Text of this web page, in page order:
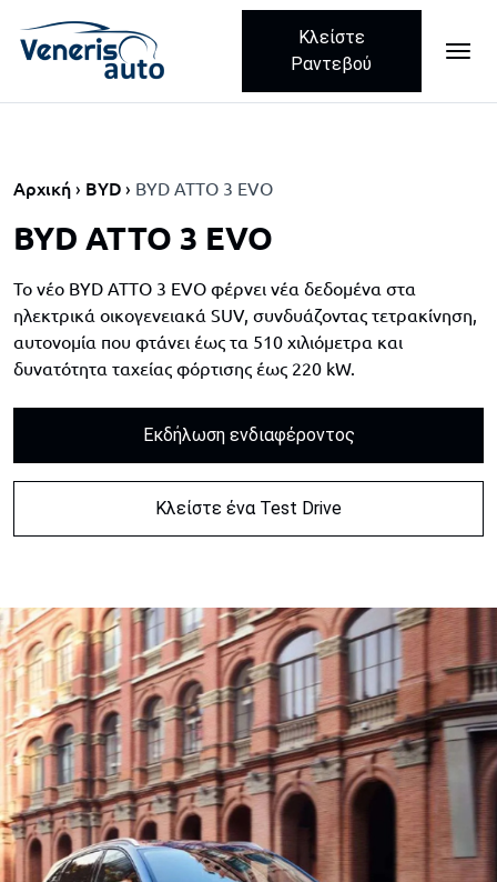
Skip navigation
Κλείστε
Ραντεβού
Αρχική BYD BYD ATTO 3 EVO
BYD ATTO 3 EVO
Το νέο BYD ATTO 3 EVO φέρνει νέα δεδομένα στα
ηλεκτρικά οικογενειακά SUV, συνδυάζοντας τετρακίνηση,
αυτονομία που φτάνει έως τα 510 χιλιόμετρα και
δυνατότητα ταχείας φόρτισης έως 220 kW.
Εκδήλωση ενδιαφέροντος
Κλείστε ένα Test Drive